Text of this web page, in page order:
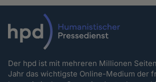
Der hpd ist mit mehreren Millionen
Jahr das wichtigste Online-Medium der